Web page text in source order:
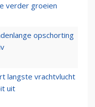
verder groeien
opschorting
langste vrachtvlucht
uit